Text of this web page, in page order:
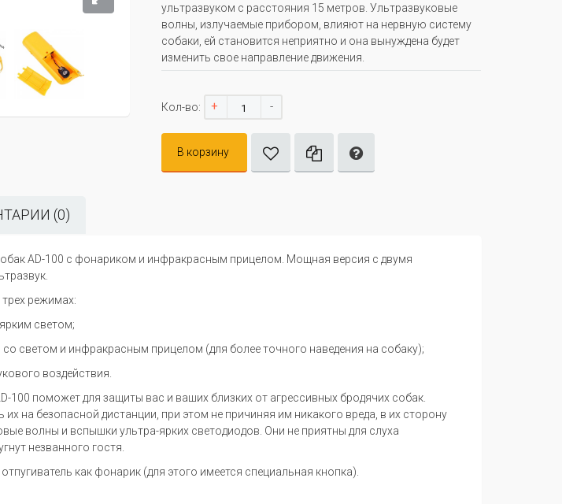
ультразвуком с расстояния 15 метров. Ультразвуковые
волны, излучаемые прибором, влияют на нервную систему
собаки, ей становится неприятно и она вынуждена будет
изменить свое направление движения.
Кол-во: + -
В корзину
(0)
AD-100 с фонариком и инфракрасным прицелом. Мощная версия с двумя
режимах:
светом;
светом и инфракрасным прицелом (для более точного наведения на собаку);
воздействия.
100 поможет для защиты вас и ваших близких от агрессивных бродячих собак.
на безопасной дистанции, при этом не причиняя им никакого вреда, в их сторону
волны и вспышки ультра-ярких светодиодов. Они не приятны для слуха
незванного гостя.
как фонарик (для этого имеется специальная кнопка).